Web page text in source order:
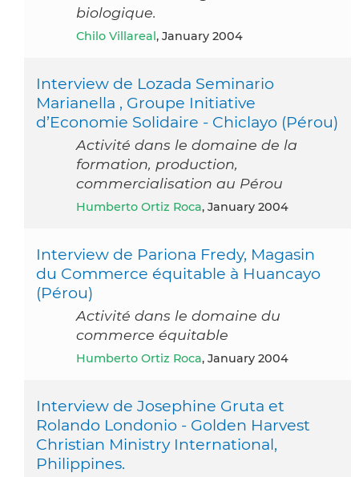
biologique.
Chilo Villareal , January 2004
Interview de Lozada Seminario
Marianella , Groupe Initiative
d’Economie Solidaire - Chiclayo (Pérou)
Activité dans le domaine de la
formation, production,
commercialisation au Pérou
Humberto Ortiz Roca, January 2004
Interview de Pariona Fredy, Magasin
du Commerce équitable à Huancayo
(Pérou)
Activité dans le domaine du
commerce équitable
Humberto Ortiz Roca, January 2004
Interview de Josephine Gruta et
Rolando Londonio - Golden Harvest
Christian Ministry International,
Philippines.